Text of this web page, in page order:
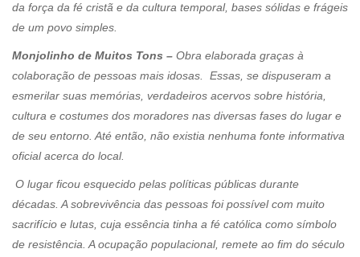
da força da fé cristã e da cultura temporal, bases sólidas e frágeis
de um povo simples.
Monjolinho de Muitos Tons – Obra elaborada graças à
colaboração de pessoas mais idosas. Essas, se dispuseram a
esmerilar suas memórias, verdadeiros acervos sobre história,
cultura e costumes dos moradores nas diversas fases do lugar e
de seu entorno. Até então, não existia nenhuma fonte informativa
oficial acerca do local.
O lugar ficou esquecido pelas políticas públicas durante
décadas. A sobrevivência das pessoas foi possível com muito
sacrifício e lutas, cuja essência tinha a fé católica como símbolo
de resistência. A ocupação populacional, remete ao fim do século